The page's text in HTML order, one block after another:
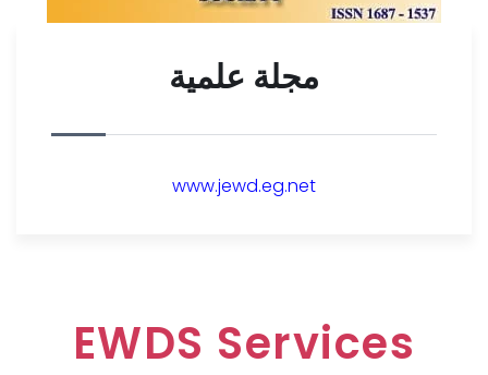
مجلة علمية
www.jewd.eg.net
EWDS Services